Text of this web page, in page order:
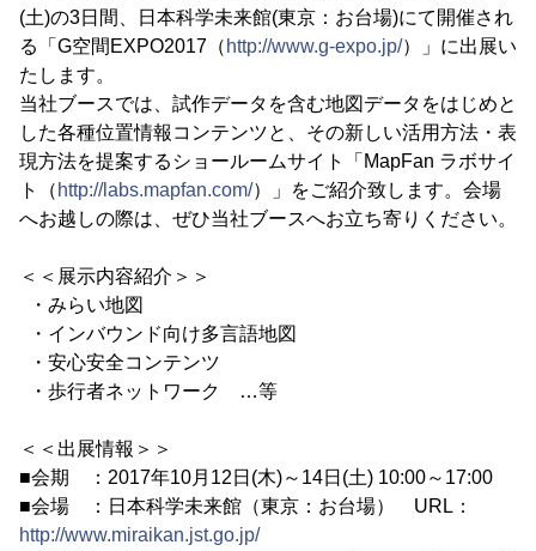
(土)の3日間、日本科学未来館(東京：お台場)にて開催され
る「G空間EXPO2017（ http://www.g-expo.jp/）」に出展い
たします。
当社ブースでは、試作データを含む地図データをはじめと
した各種位置情報コンテンツと、その新しい活用方法・表
現方法を提案するショールームサイト「MapFan ラボサイ
ト（ http://labs.mapfan.com/）」をご紹介致します。会場
へお越しの際は、ぜひ当社ブースへお立ち寄りください。
＜＜展示内容紹介＞＞
・みらい地図
・インバウンド向け多言語地図
・安心安全コンテンツ
・歩行者ネットワーク …等
＜＜出展情報＞＞
■会期 ：2017年10月12日(木)～14日(土) 10:00～17:00
■会場 ：日本科学未来館（東京：お台場） URL：
http://www.miraikan.jst.go.jp/